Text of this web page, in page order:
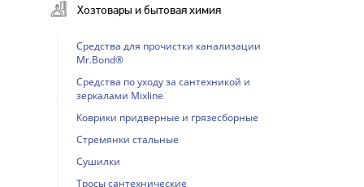
Хозтовары и бытовая химия
Cредства для прочистки канализации
Mr.Bond®
Cредства по уходу за сантехникой и
зеркалами Mixline
Коврики придверные и грязесборные
Стремянки стальные
Сушилки
Тросы сантехнические